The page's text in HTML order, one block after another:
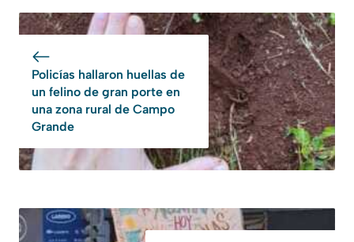
Policías hallaron huellas de
un felino de gran porte en
una zona rural de Campo
Grande